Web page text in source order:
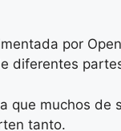
por
diferentes
muchos
tanto.